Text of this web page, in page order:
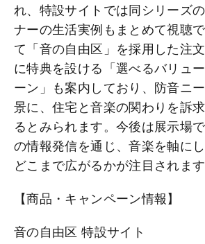
れ、特設サイトでは同シリーズ
ナーの生活実例もまとめて視聴
て「音の自由区」を採用した注
に特典を設ける「選べるバリュ
ーン」も案内しており、防音ニ
景に、住宅と音楽の関わりを訴
るとみられます。今後は展示場
の情報発信を通じ、音楽を軸に
どこまで広がるかが注目されます
【商品・キャンペーン情報】
音の自由区 特設サイト